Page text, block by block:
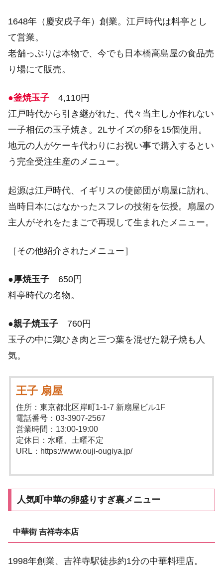
1648年（慶安戌子年）創業。江戸時代は料亭とし
て営業。
老舗っぷりは本物で、今でも日本橋高島屋の食品売
り場にて販売。
●釜焼玉子 4,110円
江戸時代から引き継がれた、代々当主しか作れない
一子相伝の玉子焼き。2Lサイズの卵を15個使用。
地元の人がケーキ代わりにお祝い事で購入するとい
う完全受注生産のメニュー。
起源は江戸時代、イギリスの使節団が扇屋に訪れ、
当時日本にはなかったスフレの技術を伝授。扇屋の
主人がそれをたまごで再現して生まれたメニュー。
［その他紹介されたメニュー］
●厚焼玉子 650円
料亭時代の名物。
●親子焼玉子 760円
玉子の中に鶏ひき肉と三つ葉を混ぜた親子焼も人
気。
王子 扇屋
住所：東京都北区岸町1-1-7 新扇屋ビル1F
電話番号：03-3907-2567
営業時間：13:00-19:00
定休日：水曜、土曜不定
URL：https://www.ouji-ougiya.jp/
人気町中華の卵盛りすぎ裏メニュー
中華街 吉祥寺本店
1998年創業、吉祥寺駅徒歩約1分の中華料理店。